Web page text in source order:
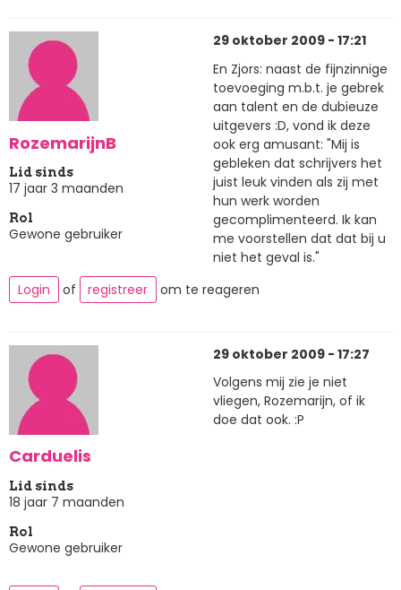
RozemarijnB
Lid sinds
17 jaar 3 maanden
Rol
Gewone gebruiker
29 oktober 2009 - 17:21
En Zjors: naast de fijnzinnige
toevoeging m.b.t. je gebrek
aan talent en de dubieuze
uitgevers :D, vond ik deze
ook erg amusant: "Mij is
gebleken dat schrijvers het
juist leuk vinden als zij met
hun werk worden
gecomplimenteerd. Ik kan
me voorstellen dat dat bij u
niet het geval is."
Login
of registreer om te reageren
Carduelis
Lid sinds
18 jaar 7 maanden
Rol
Gewone gebruiker
29 oktober 2009 - 17:27
Volgens mij zie je niet
vliegen, Rozemarijn, of ik
doe dat ook. :P